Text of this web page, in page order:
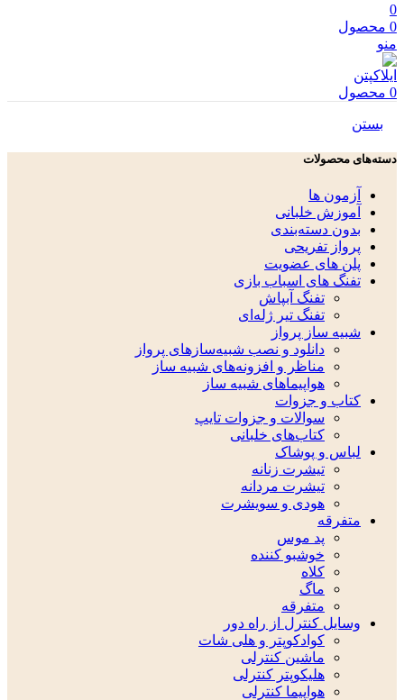
0
0 محصول
منو
0 محصول
بستن
دسته‌های محصولات
آزمون ها
آموزش خلبانی
بدون دسته‌بندی
پرواز تفریحی
پلن های عضویت
تفنگ های اسباب بازی
تفنگ آبپاش
تفنگ تیر ژله‌ای
شبیه ساز پرواز
دانلود و نصب شبیه‌سازهای پرواز
مناظر و افزونه‌های شبیه ساز
هواپیماهای شبیه ساز
کتاب و جزوات
سوالات و جزوات تایپ
کتاب‌های خلبانی
لباس و پوشاک
تیشرت زنانه
تیشرت مردانه
هودی و سویشرت
متفرقه
پد موس
خوشبو کننده
کلاه
ماگ
متفرقه
وسایل کنترل از راه دور
کوادکوپتر و هلی شات
ماشین کنترلی
هلیکوپتر کنترلی
هواپیما کنترلی